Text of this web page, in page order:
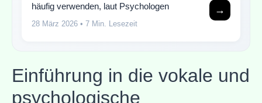
häufig verwenden, laut Psychologen
28 März 2026 • 7 Min. Lesezeit
→
Einführung in die vokale und
psychologische